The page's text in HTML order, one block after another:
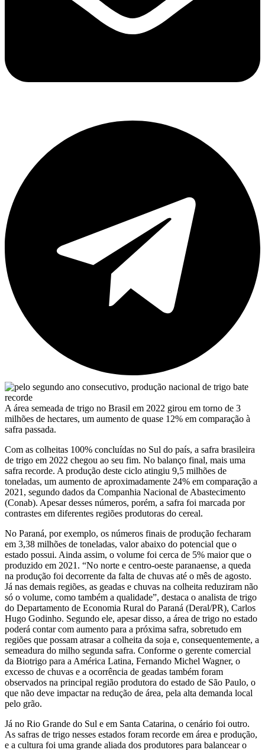
A área semeada de trigo no Brasil em 2022 girou em torno de 3
milhões de hectares, um aumento de quase 12% em comparação à
safra passada.
Com as colheitas 100% concluídas no Sul do país, a safra brasileira
de trigo em 2022 chegou ao seu fim. No balanço final, mais uma
safra recorde. A produção deste ciclo atingiu 9,5 milhões de
toneladas, um aumento de aproximadamente 24% em comparação a
2021, segundo dados da Companhia Nacional de Abastecimento
(Conab). Apesar desses números, porém, a safra foi marcada por
contrastes em diferentes regiões produtoras do cereal.
No Paraná, por exemplo, os números finais de produção fecharam
em 3,38 milhões de toneladas, valor abaixo do potencial que o
estado possui. Ainda assim, o volume foi cerca de 5% maior que o
produzido em 2021. “No norte e centro-oeste paranaense, a queda
na produção foi decorrente da falta de chuvas até o mês de agosto.
Já nas demais regiões, as geadas e chuvas na colheita reduziram não
só o volume, como também a qualidade”, destaca o analista de trigo
do Departamento de Economia Rural do Paraná (Deral/PR), Carlos
Hugo Godinho. Segundo ele, apesar disso, a área de trigo no estado
poderá contar com aumento para a próxima safra, sobretudo em
regiões que possam atrasar a colheita da soja e, consequentemente, a
semeadura do milho segunda safra. Conforme o gerente comercial
da Biotrigo para a América Latina, Fernando Michel Wagner, o
excesso de chuvas e a ocorrência de geadas também foram
observados na principal região produtora do estado de São Paulo, o
que não deve impactar na redução de área, pela alta demanda local
pelo grão.
Já no Rio Grande do Sul e em Santa Catarina, o cenário foi outro.
As safras de trigo nesses estados foram recorde em área e produção,
e a cultura foi uma grande aliada dos produtores para balancear o